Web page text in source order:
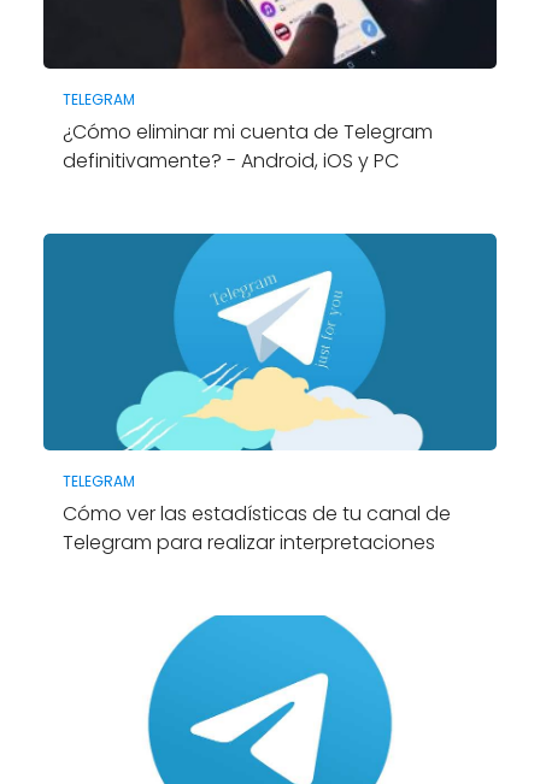
TELEGRAM
¿Cómo eliminar mi cuenta de Telegram
definitivamente? - Android, iOS y PC
TELEGRAM
Cómo ver las estadísticas de tu canal de
Telegram para realizar interpretaciones